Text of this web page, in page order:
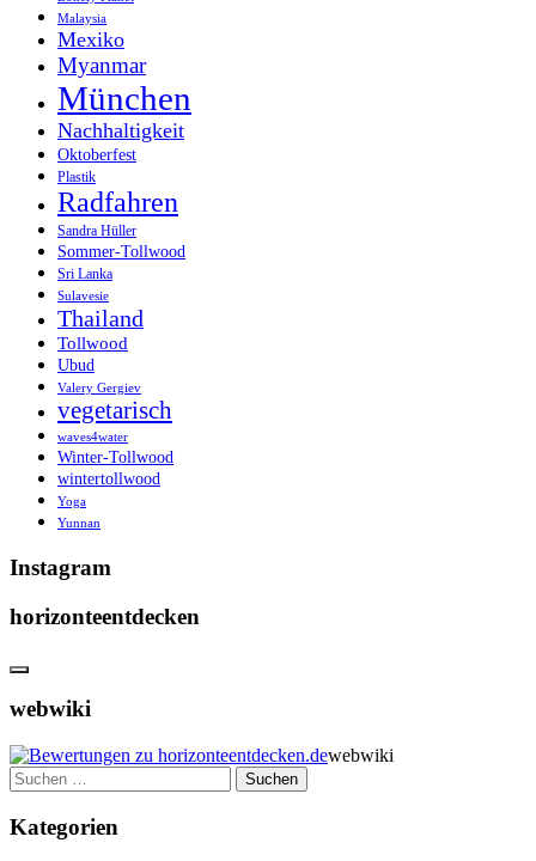
Malaysia
Mexiko
Myanmar
München
Nachhaltigkeit
Oktoberfest
Plastik
Radfahren
Sandra Hüller
Sommer-Tollwood
Sri Lanka
Sulavesie
Thailand
Tollwood
Ubud
Valery Gergiev
vegetarisch
waves4water
Winter-Tollwood
wintertollwood
Yoga
Yunnan
Instagram
horizonteentdecken
webwiki
webwiki
Suchen
nach:
Kategorien